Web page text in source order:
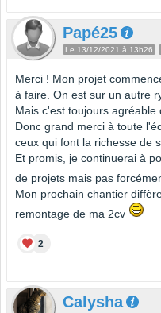
Papé25
Le 13/12/2021 à 13h26
Merci ! Mon projet
à faire. On est sur un autre
Mais c'est toujours agréable
Donc grand merci à toute
ceux qui font la richesse de
Et promis, je continuerai à
de projets mais pas
Mon prochain chantier
remontage de ma 2cv
2
Calysha